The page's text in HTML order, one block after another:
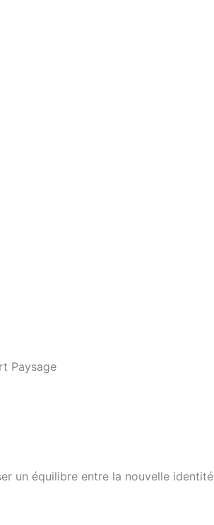
Paysage
un équilibre entre la nouvelle identité